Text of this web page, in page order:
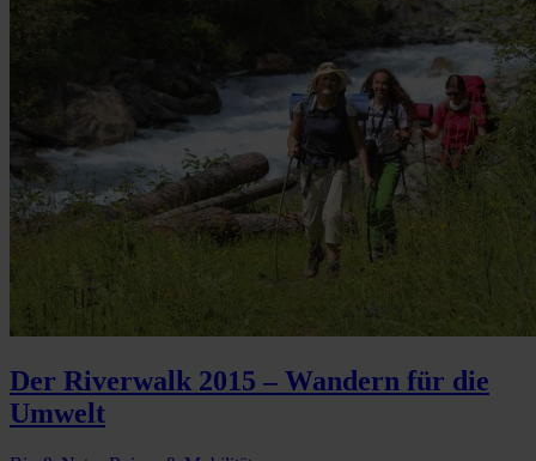
Der Riverwalk 2015 – Wandern für die
Umwelt